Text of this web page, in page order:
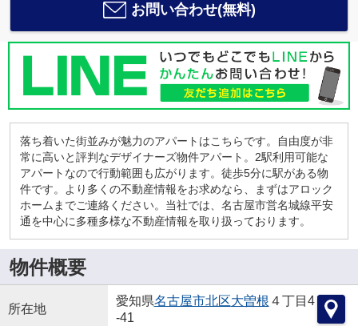
お問い合わせ(無料)
落ち着いた街並みが魅力のアパートはこちらです。自由度が非
常に高いと評判なデザイナーズ物件アパート。2駅利用可能な
アパートなので行動範囲も広がります。徒歩5分に駅がある物
件です。より多くの不動産情報をお求めなら、まずはアロック
ホームまでご連絡ください。当社では、名古屋市営名城線平安
通を中心に多種多様な不動産情報を取り扱っております。
物件概要
所在地
愛知県名古屋市北区大曽根 ４丁目4
-41